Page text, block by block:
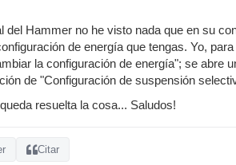
del Hammer no he visto nada que en su
de energía que tengas. Yo,
la configuración de energía"; se abre
de "Configuración de suspensión
resuelta la cosa... Saludos!
Citar